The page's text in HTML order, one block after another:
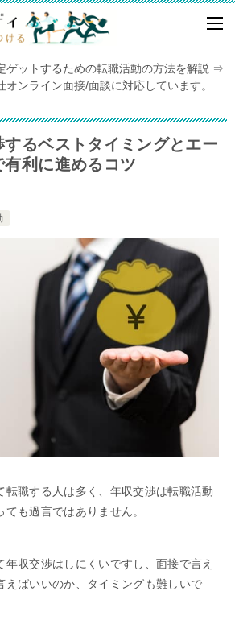
ゲットするための転職活動の方法を解説 ⇒
ンライン面接/面談に対応しています。
るベストタイミングとエー
有利に進めるコツ
転職する人は多く、年収交渉は転職活動
も過言ではありません。
年収交渉はしにくいですし、面接で言え
えばいいのか、タイミングも難しいで